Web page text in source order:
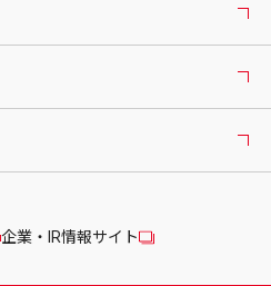
企業・IR情報サイト